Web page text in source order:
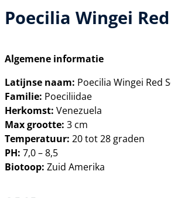
Poecilia Wingei
Algemene informatie
Latijnse naam: Poecilia Wingei Red
Familie: Poeciliidae
Herkomst: Venezuela
Max grootte: 3 cm
Temperatuur: 20 tot 28 graden
PH: 7,0 – 8,5
Biotoop: Zuid Amerika